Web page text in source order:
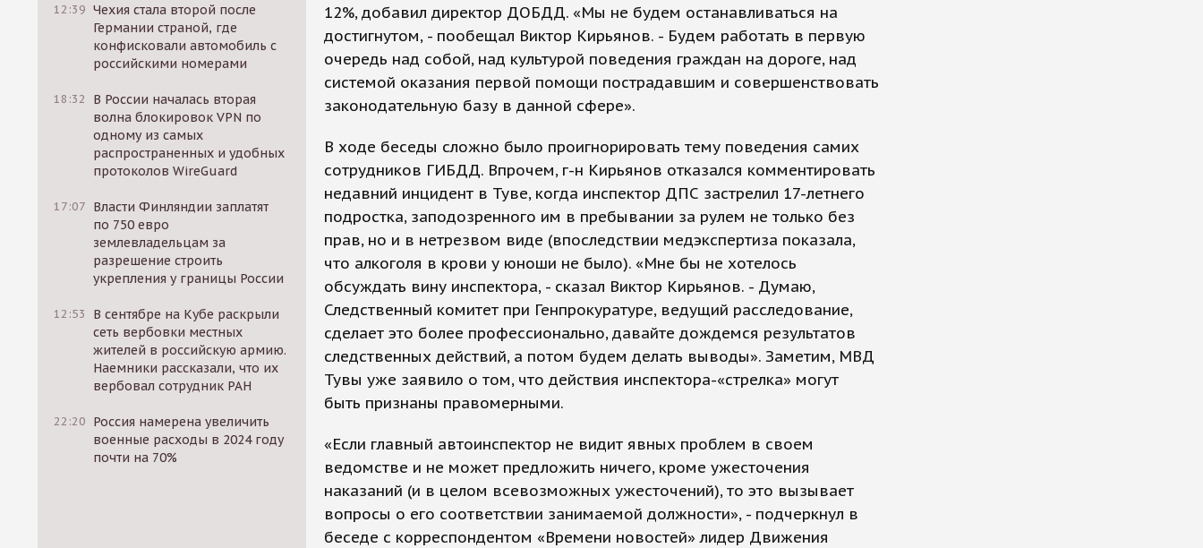
12:39 Чехия стала второй после
Германии страной, где
конфисковали автомобиль с
российскими номерами
18:32
В России началась вторая
волна блокировок VPN по
одному из самых
распространенных и удобных
протоколов WireGuard
17:07 Власти Финляндии заплатят
по 750 евро
землевладельцам за
разрешение строить
укрепления у границы России
12:53
В сентябре на Кубе раскрыли
сеть вербовки местных
жителей в российскую армию.
Наемники рассказали, что их
вербовал сотрудник РАН
22:20 Россия намерена увеличить
военные расходы в 2024 году
почти на 70%
12%, добавил директор ДОБДД. «Мы не будем останавливаться на
достигнутом, - пообещал Виктор Кирьянов. - Будем работать в первую
очередь над собой, над культурой поведения граждан на дороге, над
системой оказания первой помощи пострадавшим и совершенствовать
законодательную базу в данной сфере».
В ходе беседы сложно было проигнорировать тему поведения самих
сотрудников ГИБДД. Впрочем, г-н Кирьянов отказался комментировать
недавний инцидент в Туве, когда инспектор ДПС застрелил 17-летнего
подростка, заподозренного им в пребывании за рулем не только без
прав, но и в нетрезвом виде (впоследствии медэкспертиза показала,
что алкоголя в крови у юноши не было). «Мне бы не хотелось
обсуждать вину инспектора, - сказал Виктор Кирьянов. - Думаю,
Следственный комитет при Генпрокуратуре, ведущий расследование,
сделает это более профессионально, давайте дождемся результатов
следственных действий, а потом будем делать выводы». Заметим, МВД
Тувы уже заявило о том, что действия инспектора-«стрелка» могут
быть признаны правомерными.
«Если главный автоинспектор не видит явных проблем в своем
ведомстве и не может предложить ничего, кроме ужесточения
наказаний (и в целом всевозможных ужесточений), то это вызывает
вопросы о его соответствии занимаемой должности», - подчеркнул в
беседе с корреспондентом «Времени новостей» лидер Движения